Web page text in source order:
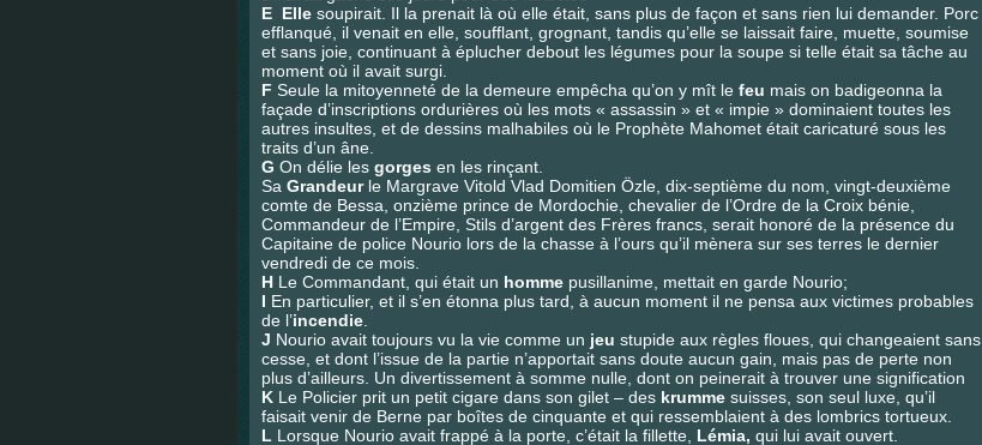
E Elle soupirait. Il la prenait là où elle était, sans plus de façon et sans rien lui demander. Porc
efflanqué, il venait en elle, soufflant, grognant, tandis qu’elle se laissait faire, muette, soumise
et sans joie, continuant à éplucher debout les légumes pour la soupe si telle était sa tâche au
moment où il avait surgi.
F Seule la mitoyenneté de la demeure empêcha qu’on y mît le feu mais on badigeonna la
façade d’inscriptions ordurières où les mots « assassin » et « impie » dominaient toutes les
autres insultes, et de dessins malhabiles où le Prophète Mahomet était caricaturé sous les
traits d’un âne.
G On délie les gorges en les rinçant.
Sa Grandeurle Margrave Vitold Vlad Domitien Özle, dix-septième du nom, vingt-deuxième
comte de Bessa, onzième prince de Mordochie, chevalier de l’Ordre de la Croix bénie,
Commandeur de l’Empire, Stils d’argent des Frères francs, serait honoré de la présence du
Capitaine de police Nourio lors de la chasse à l’ours qu’il mènera sur ses terres le dernier
vendredi de ce mois.
H Le Commandant, qui était un homme pusillanime, mettait en garde Nourio;
I En particulier, et il s’en étonna plus tard, à aucun moment il ne pensa aux victimes probables
de l’incendie
J Nourio avait toujours vu la vie comme un jeu stupide aux règles floues, qui changeaient sans
cesse, et dont l’issue de la partie n’apportait sans doute aucun gain, mais pas de perte non
plus d’ailleurs. Un divertissement à somme nulle, dont on peinerait à trouver une signification
K Le Policier prit un petit cigare dans son gilet – des krumme suisses, son seul luxe, qu’il
faisait venir de Berne par boîtes de cinquante et qui ressemblaient à des lombrics tortueux.
L Lorsque Nourio avait frappé à la porte, c’était la fillette, Lémia, qui lui avait ouvert.